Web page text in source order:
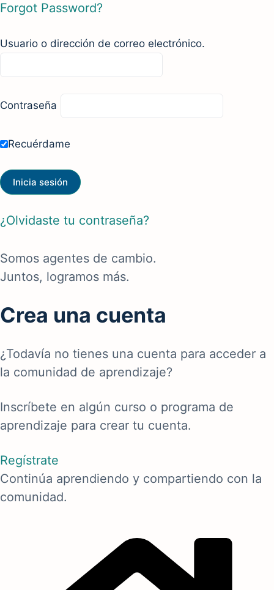
Forgot Password?
Usuario o dirección de correo electrónico.
Contraseña
Recuérdame
¿Olvidaste tu contraseña?
Somos agentes de cambio.
Juntos, logramos más.
Crea una cuenta
¿Todavía no tienes una cuenta para acceder a
la comunidad de aprendizaje?
Inscríbete en algún curso o programa de
aprendizaje para crear tu cuenta.
Regístrate
Continúa aprendiendo y compartiendo con la
comunidad.